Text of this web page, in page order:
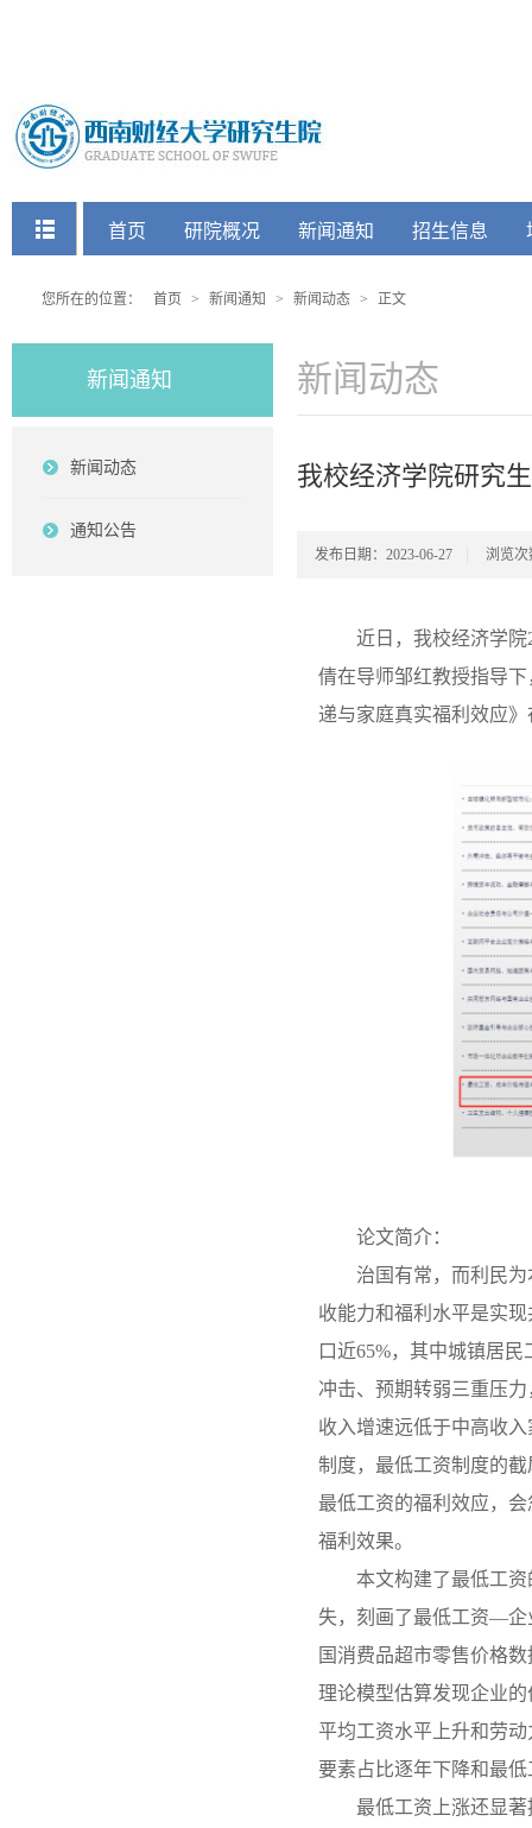
快捷菜单
首页 研院概况 新闻通知 招生信息
您所在的位置： 首页 > 新闻通知 > 新闻动态 > 正文
新闻通知
新闻动态
通知公告
新闻动态
我校经济学院研究
发布日期：2023-06-27 浏览次
近日，我校经济学
倩在导师邹红教授指导
递与家庭真实福利效应
论文简介：
治国有常，而利民
收能力和福利水平是实
口近65%，其中城镇居
冲击、预期转弱三重压
收入增速远低于中高收
制度，最低工资制度的
最低工资的福利效应，
福利效果。
本文构建了最低工
失，刻画了最低工资—
国消费品超市零售价格
理论模型估算发现企业
平均工资水平上升和劳
要素占比逐年下降和最
最低工资上涨还显